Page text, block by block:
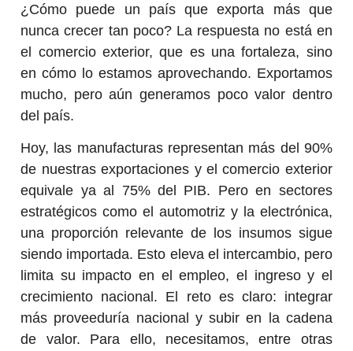
¿Cómo puede un país que exporta más que
nunca crecer tan poco? La respuesta no está en
el comercio exterior, que es una fortaleza, sino
en cómo lo estamos aprovechando. Exportamos
mucho, pero aún generamos poco valor dentro
del país.
Hoy, las manufacturas representan más del 90%
de nuestras exportaciones y el comercio exterior
equivale ya al 75% del PIB. Pero en sectores
estratégicos como el automotriz y la electrónica,
una proporción relevante de los insumos sigue
siendo importada. Esto eleva el intercambio, pero
limita su impacto en el empleo, el ingreso y el
crecimiento nacional. El reto es claro: integrar
más proveeduría nacional y subir en la cadena
de valor. Para ello, necesitamos, entre otras